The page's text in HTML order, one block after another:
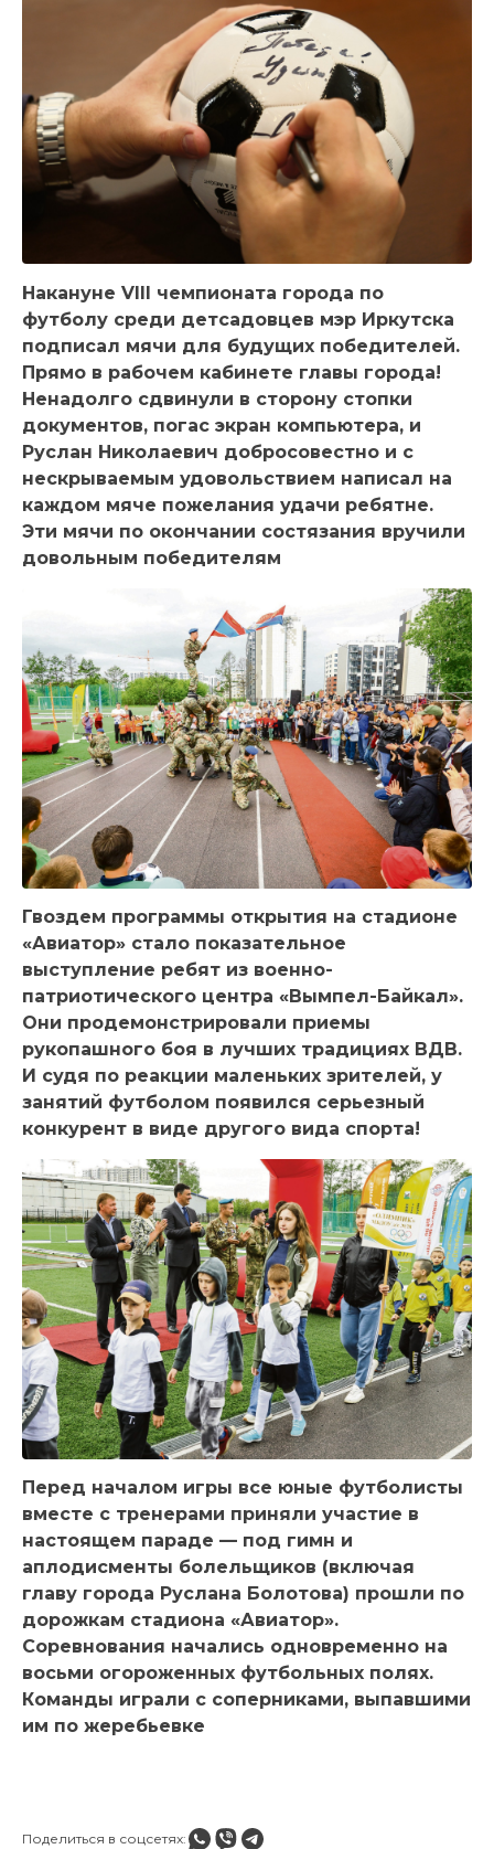
Накануне VIII чемпионата города по
футболу среди детсадовцев мэр Иркутска
подписал мячи для будущих победителей.
Прямо в рабочем кабинете главы города!
Ненадолго сдвинули в сторону стопки
документов, погас экран компьютера, и
Руслан Николаевич добросовестно и с
нескрываемым удовольствием написал на
каждом мяче пожелания удачи ребятне.
Эти мячи по окончании состязания вручили
довольным победителям
Гвоздем программы открытия на стадионе
«Авиатор» стало показательное
выступление ребят из военно-
патриотического центра «Вымпел-Байкал».
Они продемонстрировали приемы
рукопашного боя в лучших традициях ВДВ.
И судя по реакции маленьких зрителей, у
занятий футболом появился серьезный
конкурент в виде другого вида спорта!
Перед началом игры все юные футболисты
вместе с тренерами приняли участие в
настоящем параде — под гимн и
аплодисменты болельщиков (включая
главу города Руслана Болотова) прошли по
дорожкам стадиона «Авиатор».
Соревнования начались одновременно на
восьми огороженных футбольных полях.
Команды играли с соперниками, выпавшими
им по жеребьевке
Поделиться в соцсетях: